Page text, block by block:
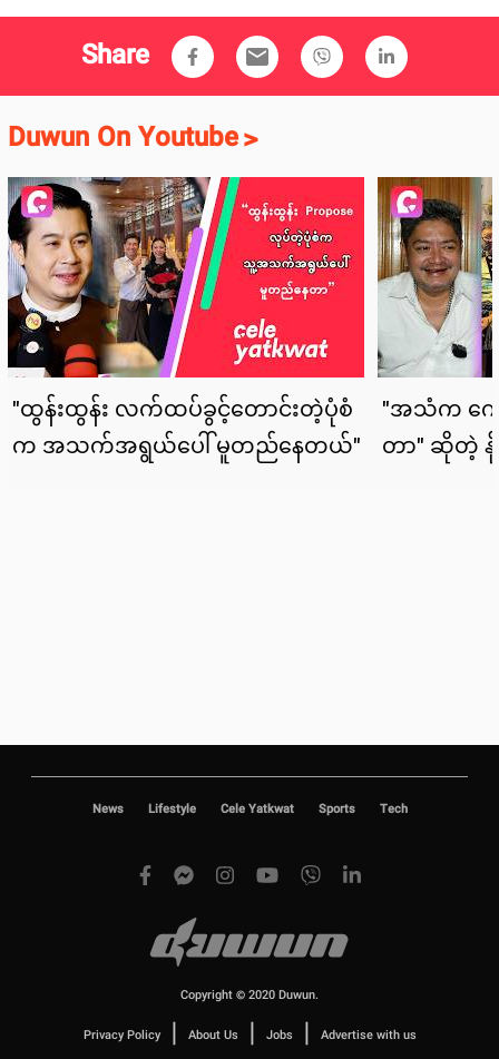
Share email
Duwun On Youtube>
News Lifestyle Cele Yatkwat Sports Tech
Copyright © 2020 Duwun.
Privacy Policy | About Us | Jobs | Advertise with us